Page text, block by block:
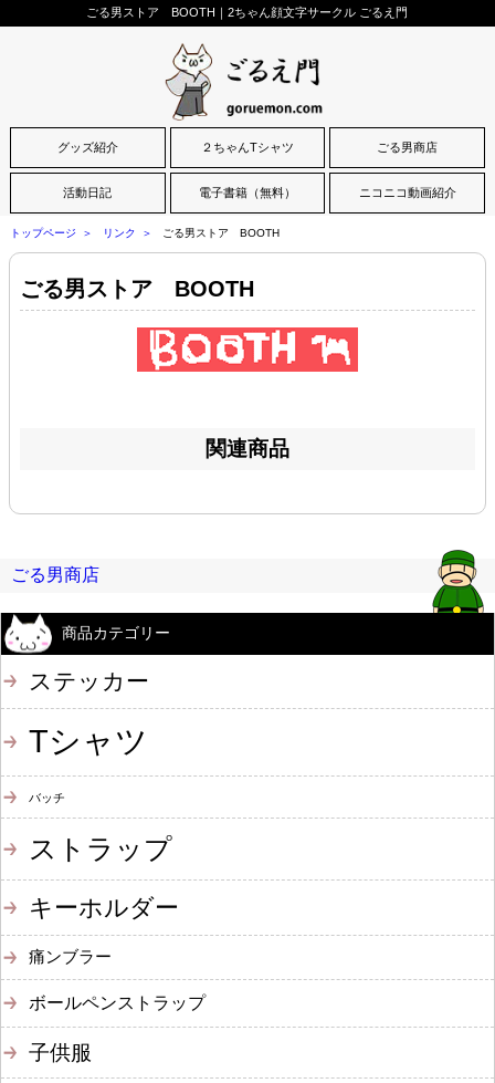
ごる男ストア BOOTH｜2ちゃん顔文字サークル ごるえ門
グッズ紹介 ２ちゃんTシャツ ごる男商店
活動日記 電子書籍（無料） ニコニコ動画紹介
トップページ リンク ごる男ストア BOOTH
ごる男ストア BOOTH
関連商品
ごる男商店
商品カテゴリー
ステッカー
Tシャツ
バッチ
ストラップ
キーホルダー
痛ンブラー
ボールペンストラップ
子供服